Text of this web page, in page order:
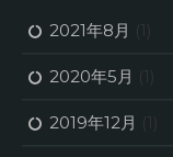
2021年8月 (1)
2020年5月 (1)
2019年12月 (1)